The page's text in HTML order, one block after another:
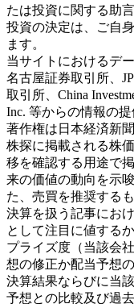
たは投資に関する助
投資の決定は、ご自
ます。
当サイトにおけるデ
名古屋証券取引所、
取引所、China
Inc. 等からの情報の
著作権は日本経済新
株探に掲載される株
移を確認する用途で
来の価値の動向を示
た、売買を推奨する
決算を扱う記事にお
として注目に値する
プライズ度（当該会
想の修正か配当予想
決算結果ならびに当
予想との比較及び過